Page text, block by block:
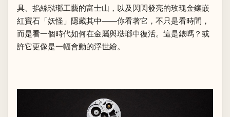
具、掐絲琺瑯工藝的富士山，以及閃閃發亮的玫瑰金鑲嵌
紅寶石「妖怪」隱藏其中——你看著它，不只是看時間，
而是看一個時代如何在金屬與琺瑯中復活。這是錶嗎？或
許它更像是一幅會動的浮世繪。